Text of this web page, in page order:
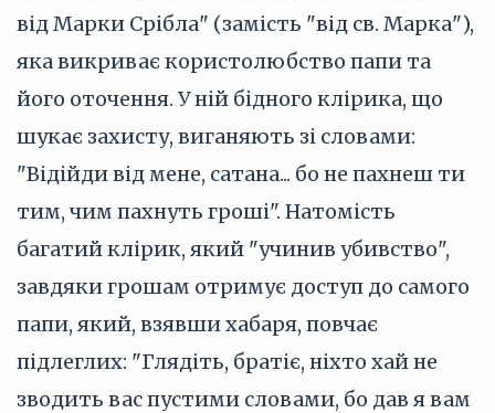
від Марки Срібла" (замість "від св. Марка"),
яка викриває користолюбство папи та
його оточення. У ній бідного клірика, що
шукає захисту, виганяють зі словами:
"Відійди від мене, сатана... бо не пахнеш ти
тим, чим пахнуть гроші". Натомість
багатий клірик, який "учинив убивство",
завдяки грошам отримує доступ до самого
папи, який, взявши хабаря, повчає
підлеглих: "Глядіть, братіє, ніхто хай не
зводить вас пустими словами, бо дав я вам